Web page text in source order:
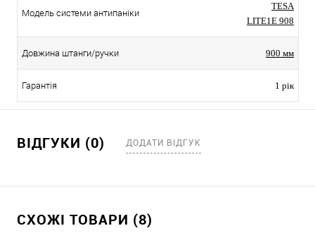
Модель системи антипаніки
TESA
LITE1E 908
Довжина штанги/ручки 900 мм
Гарантія 1 рік
ВІДГУКИ (0) ДОДАТИ ВІДГУК
СХОЖІ ТОВАРИ (8)